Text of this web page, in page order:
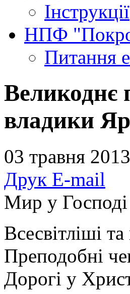
Інструкції
НПФ
Питання
Великоднє
владики
03 травня 2013
Друк E-mail
Мир у Господі
Всесвітліші
Преподобні
Дорогі у